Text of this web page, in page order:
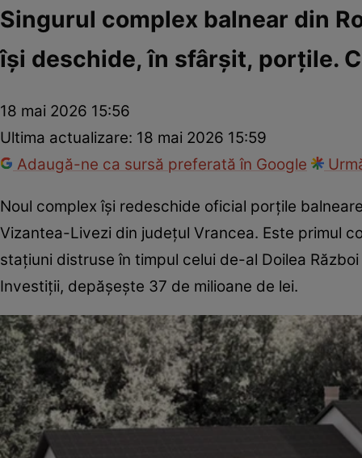
Singurul complex balnear din
își deschide, în sfârșit, porțile.
18 mai 2026 15:56
Ultima actualizare: 18 mai 2026 15:59
Adaugă-ne ca sursă preferată în Google
Noul complex își redeschide oficial porțile
Vizantea-Livezi din județul Vrancea. Este primul
stațiuni distruse în timpul celui de-al Doilea
Investiții, depășește 37 de milioane de lei.